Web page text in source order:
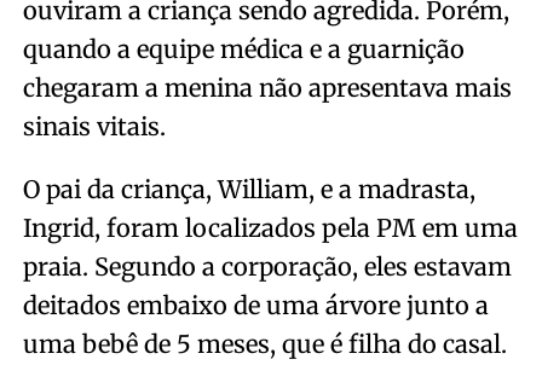
ouviram a criança sendo agredida. Porém,
quando a equipe médica e a guarnição
chegaram a menina não apresentava mais
sinais vitais.
O pai da criança, William, e a madrasta,
Ingrid, foram localizados pela PM em uma
praia. Segundo a corporação, eles estavam
deitados embaixo de uma árvore junto a
uma bebê de 5 meses, que é filha do casal.